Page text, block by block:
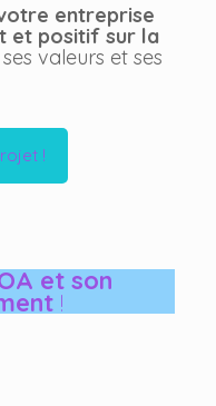
entreprise
et positif sur la
valeurs et ses
!
et son
!